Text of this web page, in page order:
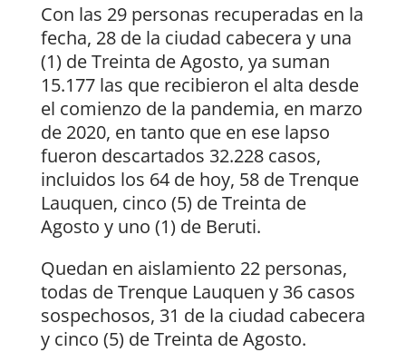
Con las 29 personas recuperadas en la
fecha, 28 de la ciudad cabecera y una
(1) de Treinta de Agosto, ya suman
15.177 las que recibieron el alta desde
el comienzo de la pandemia, en marzo
de 2020, en tanto que en ese lapso
fueron descartados 32.228 casos,
incluidos los 64 de hoy, 58 de Trenque
Lauquen, cinco (5) de Treinta de
Agosto y uno (1) de Beruti.
Quedan en aislamiento 22 personas,
todas de Trenque Lauquen y 36 casos
sospechosos, 31 de la ciudad cabecera
y cinco (5) de Treinta de Agosto.